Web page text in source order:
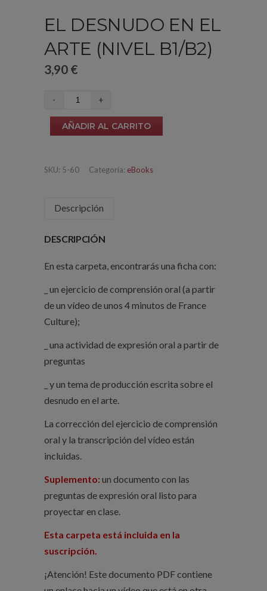
EL DESNUDO EN EL
ARTE (NIVEL B1/B2)
3,90 €
en
cantidad
AÑADIR AL CARRITO
SKU: 5-60 Categoría: eBooks
Descripción
DESCRIPCIÓN
En esta carpeta, encontrarás una ficha con:
_ un ejercicio de comprensión oral (a partir
de un vídeo de unos 4 minutos de France
Culture);
_ una actividad de expresión oral a partir de
preguntas
_ y un tema de producción escrita sobre el
desnudo en el arte.
La corrección del ejercicio de comprensión
oral y la transcripción del vídeo están
incluidas.
Suplemento: un documento con las
preguntas de expresión oral listo para
proyectar en clase.
Esta carpeta está incluida en la
suscripción.
¡Atención! Este documento PDF contiene